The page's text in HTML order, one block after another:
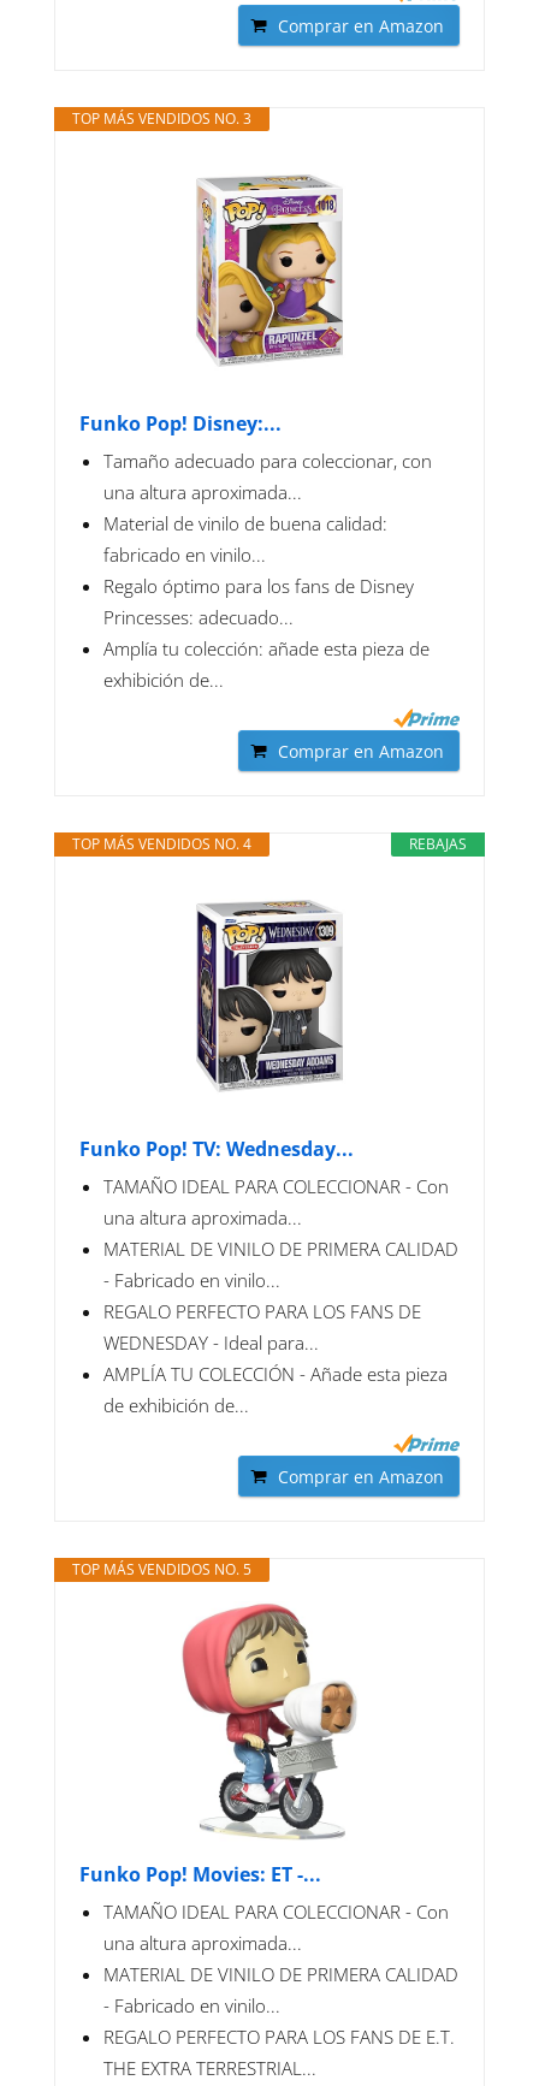
Comprar en Amazon
TOP MÁS VENDIDOS NO. 3
Funko Pop! Disney:...
Tamaño adecuado para coleccionar, con
una altura aproximada...
Material de vinilo de buena calidad:
fabricado en vinilo...
Regalo óptimo para los fans de Disney
Princesses: adecuado...
Amplía tu colección: añade esta pieza de
exhibición de...
Comprar en Amazon
REBAJAS
TOP MÁS VENDIDOS NO. 4
Funko Pop! TV: Wednesday...
TAMAÑO IDEAL PARA COLECCIONAR - Con
una altura aproximada...
MATERIAL DE VINILO DE PRIMERA CALIDAD
- Fabricado en vinilo...
REGALO PERFECTO PARA LOS FANS DE
WEDNESDAY - Ideal para...
AMPLÍA TU COLECCIÓN - Añade esta pieza
de exhibición de...
Comprar en Amazon
TOP MÁS VENDIDOS NO. 5
Funko Pop! Movies: ET -...
TAMAÑO IDEAL PARA COLECCIONAR - Con
una altura aproximada...
MATERIAL DE VINILO DE PRIMERA CALIDAD
- Fabricado en vinilo...
REGALO PERFECTO PARA LOS FANS DE E.T.
THE EXTRA TERRESTRIAL...